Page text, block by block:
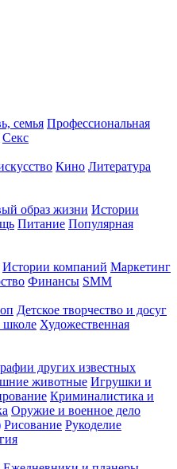
семья Профессиональная
Секс
Кино Литература
образ жизни Истории
Питание Популярная
Истории компаний Маркетинг
Финансы SMM
Детское творчество и досуг
школе Художественная
других известных
животные Игрушки и
Криминалистика и
Оружие и военное дело
Рисование Рукоделие